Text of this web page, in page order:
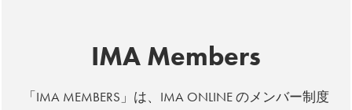
IMA Members
「IMA MEMBERS」は、IMA ONLINE のメンバー制度